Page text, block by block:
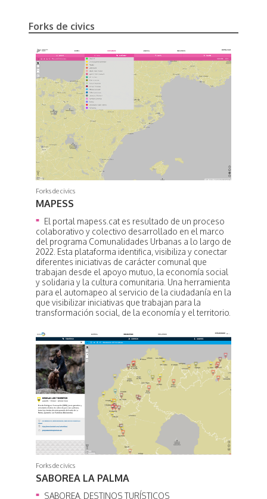
Forks de civics
Forks de civics
MAPESS
El portal mapess.cat es resultado de un proceso
colaborativo y colectivo desarrollado en el marco
del programa Comunalidades Urbanas a lo largo de
2022. Esta plataforma identifica, visibiliza y conectar
diferentes iniciativas de carácter comunal que
trabajan desde el apoyo mutuo, la economía social
y solidaria y la cultura comunitaria. Una herramienta
para el automapeo al servicio de la ciudadanía en la
que visibilizar iniciativas que trabajan para la
transformación social, de la economía y el territorio.
Forks de civics
SABOREA LA PALMA
SABOREA. DESTINOS TURÍSTICOS